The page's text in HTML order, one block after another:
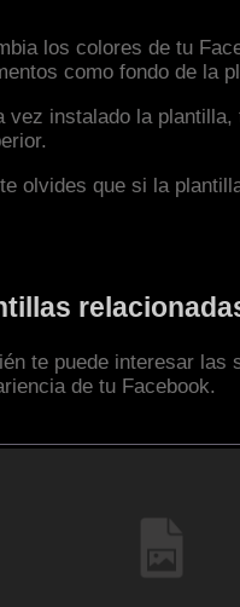
los colores de tu
como fondo de la
vez instalado la
olvides que si la
te puede interesar las
de tu Facebook.